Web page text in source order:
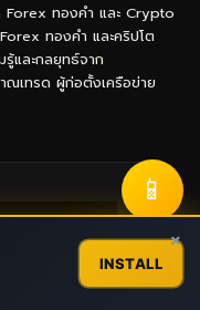
ทองคำ และ Crypto
ทองคำ และคริปโต
และกลยุทธ์จาก
เทรด ผู้ก่อตั้งเครือข่าย
📱
INSTALL
×